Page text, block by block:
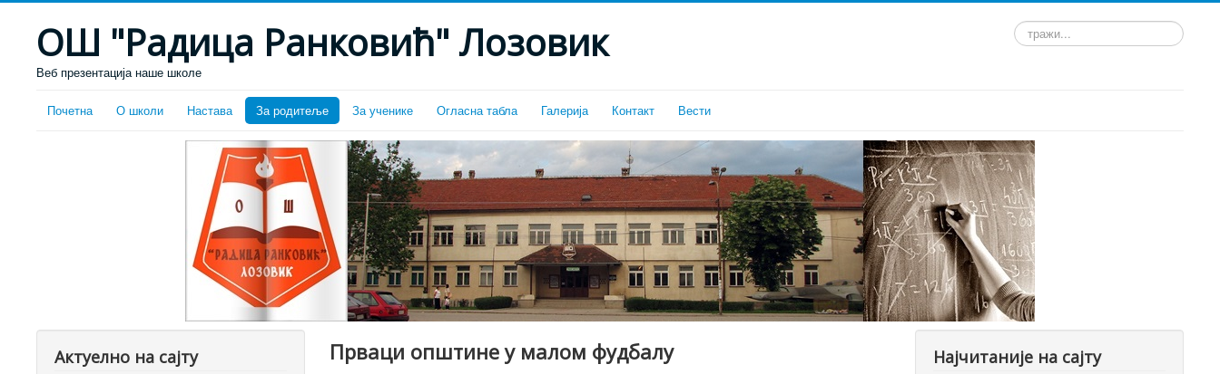
ОШ "Радица Ранковић" Лозовик
Веб презентација наше школе
тражи...
Почетна О школи Настава За родитеље За ученике Огласна табла Галерија Контакт Вести
Актуелно на сајту Прваци општине у малом фудбалу Најчитаније на сајту